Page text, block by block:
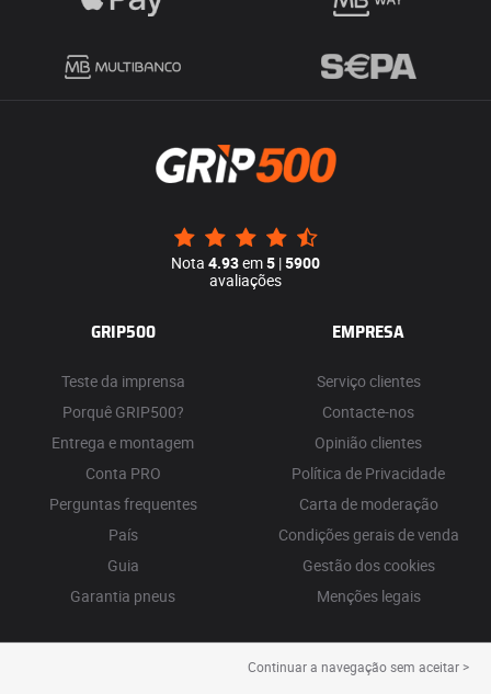
Nota 4.93em5 |5900
avaliações
GRIP500
Teste da imprensa
Porquê GRIP500?
Entrega e montagem
Conta PRO
Perguntas frequentes
País
Guia
Garantia pneus
EMPRESA
Serviço clientes
Contacte-nos
Opinião clientes
Política de Privacidade
Carta de moderação
Condições gerais de venda
Gestão dos cookies
Menções legais
Continuar a navegação sem aceitar >